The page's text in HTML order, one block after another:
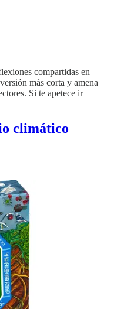
compartidas en
más corta y amena
Si te apetece ir
climático